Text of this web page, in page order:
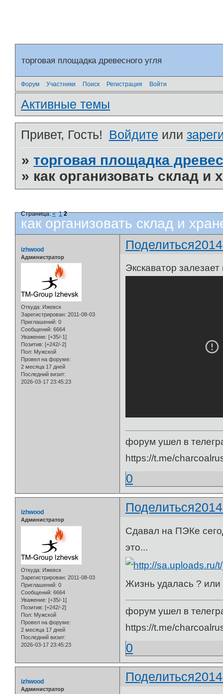
торговая площадка древесного угля
Форум Участники Поиск Регистрация Войти
Активные темы
Привет, Гость! Войдите или
»торговая площадка
» как организовать склад и
как организовать склад и
Страница:« 1 2
Поделиться
izhwood
Администратор
Откуда: Ижевск
Зарегистрирован: 2011-08-03
Приглашений: 0
Сообщений: 6664
Уважение: [+35/-1]
Позитив: [+242/-2]
Пол: Мужской
Провел на форуме:
2 месяца 17 дней
Последний визит:
2026-03-17 23:45:23
Экскаватор залезает
форум ушел в
https://t.me/
0
Поделиться
izhwood
Администратор
Откуда: Ижевск
Зарегистрирован: 2011-08-03
Приглашений: 0
Сообщений: 6664
Уважение: [+35/-1]
Позитив: [+242/-2]
Пол: Мужской
Провел на форуме:
2 месяца 17 дней
Последний визит:
2026-03-17 23:45:23
Сдавал на ПЭКе
это...
Жизнь удалась ?
форум ушел в
https://t.me/
0
Поделиться
izhwood
Администратор